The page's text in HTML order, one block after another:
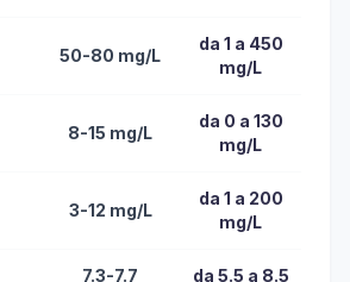
50-80 mg/L
da 1 a 450
mg/L
8-15 mg/L
da 0 a 130
mg/L
3-12 mg/L
da 1 a 200
mg/L
7.3-7.7 da 5.5 a 8.5